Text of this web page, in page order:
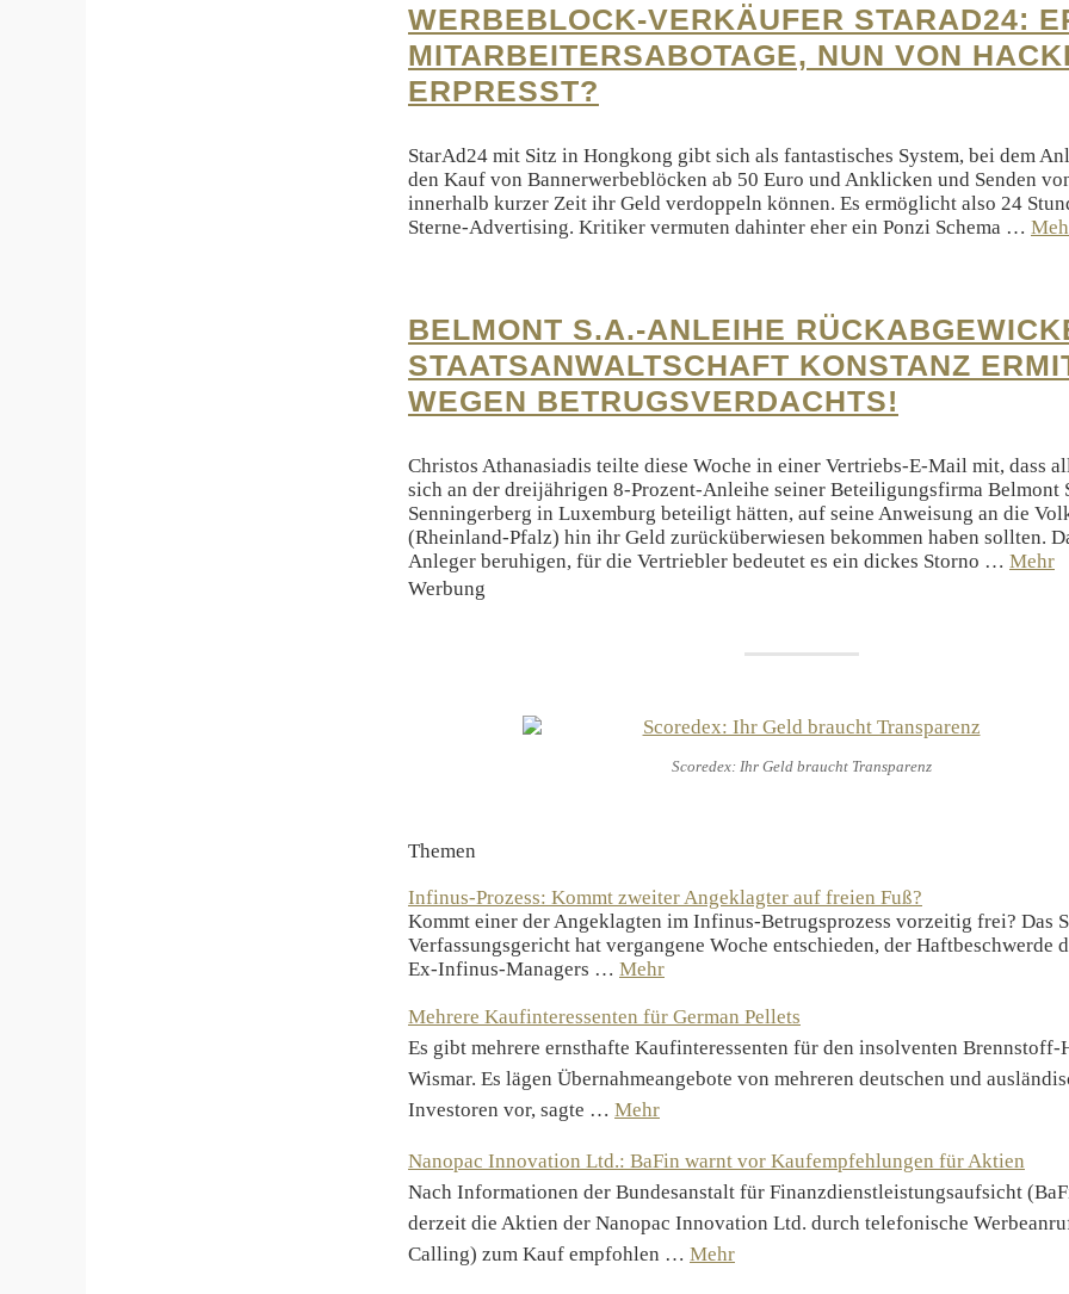
WERBEBLOCK-VERKÄUFER STARAD24:
MITARBEITERSABOTAGE, NUN VON
ERPRESST?
StarAd24 mit Sitz in Hongkong gibt sich als fantastisches System, bei dem
den Kauf von Bannerwerbeblöcken ab 50 Euro und Anklicken und Senden
innerhalb kurzer Zeit ihr Geld verdoppeln können. Es ermöglicht also 24
Sterne-Advertising. Kritiker vermuten dahinter eher ein Ponzi Schema …
BELMONT S.A.-ANLEIHE
STAATSANWALTSCHAFT KONSTANZ
WEGEN BETRUGSVERDACHTS!
Christos Athanasiadis teilte diese Woche in einer Vertriebs-E-Mail mit, dass
sich an der dreijährigen 8-Prozent-Anleihe seiner Beteiligungsfirma Belmont
Senningerberg in Luxemburg beteiligt hätten, auf seine Anweisung an die
(Rheinland-Pfalz) hin ihr Geld zurücküberwiesen bekommen haben sollten.
Anleger beruhigen, für die Vertriebler bedeutet es ein dickes Storno … Mehr
Werbung
Scoredex: Ihr Geld braucht Transparenz
Themen
Infinus-Prozess: Kommt zweiter Angeklagter auf freien Fuß?
Kommt einer der Angeklagten im Infinus-Betrugsprozess vorzeitig frei? Das
Verfassungsgericht hat vergangene Woche entschieden, der Haftbeschwerde
Ex-Infinus-Managers … Mehr
Mehrere Kaufinteressenten für German Pellets
Es gibt mehrere ernsthafte Kaufinteressenten für den insolventen Brennstoff-
Wismar. Es lägen Übernahmeangebote von mehreren deutschen und
Investoren vor, sagte … Mehr
Nanopac Innovation Ltd.: BaFin warnt vor Kaufempfehlungen für Aktien
Nach Informationen der Bundesanstalt für Finanzdienstleistungsaufsicht
derzeit die Aktien der Nanopac Innovation Ltd. durch telefonische
Calling) zum Kauf empfohlen … Mehr